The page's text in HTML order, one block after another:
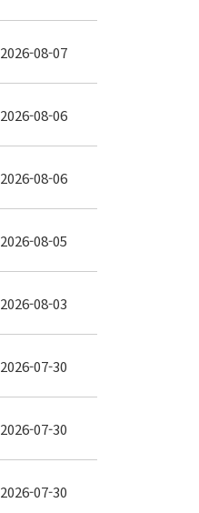
2026-08-07
2026-08-06
2026-08-06
2026-08-05
2026-08-03
2026-07-30
2026-07-30
2026-07-30